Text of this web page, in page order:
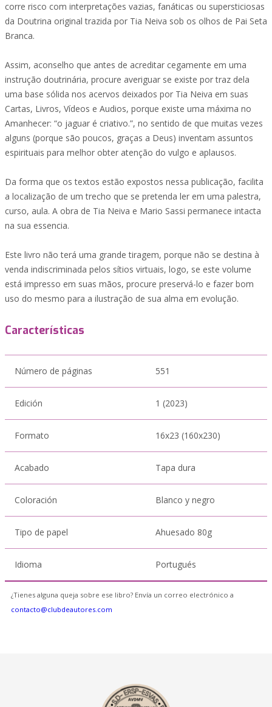
corre risco com interpretações vazias, fanáticas ou supersticiosas
da Doutrina original trazida por Tia Neiva sob os olhos de Pai Seta
Branca.
Assim, aconselho que antes de acreditar cegamente em uma
instrução doutrinária, procure averiguar se existe por traz dela
uma base sólida nos acervos deixados por Tia Neiva em suas
Cartas, Livros, Vídeos e Audios, porque existe uma máxima no
Amanhecer: “o jaguar é criativo.”, no sentido de que muitas vezes
alguns (porque são poucos, graças a Deus) inventam assuntos
espirituais para melhor obter atenção do vulgo e aplausos.
Da forma que os textos estão expostos nessa publicação, facilita
a localização de um trecho que se pretenda ler em uma palestra,
curso, aula. A obra de Tia Neiva e Mario Sassi permanece intacta
na sua essencia.
Este livro não terá uma grande tiragem, porque não se destina à
venda indiscriminada pelos sítios virtuais, logo, se este volume
está impresso em suas mãos, procure preservá-lo e fazer bom
uso do mesmo para a ilustração de sua alma em evolução.
Características
Número de páginas 551
Edición 1 (2023)
Formato 16x23 (160x230)
Acabado Tapa dura
Coloración Blanco y negro
Tipo de papel Ahuesado 80g
Idioma Portugués
¿Tienes alguna queja sobre ese libro? Envía un correo electrónico a
contacto@clubdeautores.com